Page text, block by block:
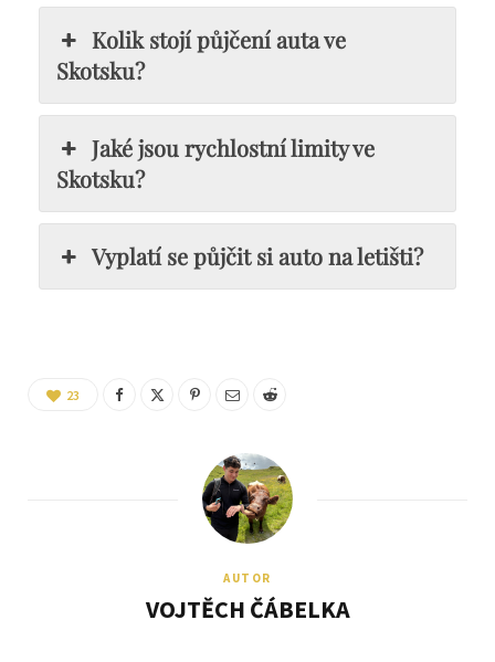
Kolik stojí půjčení auta ve
Skotsku?
Jaké jsou rychlostní limity ve
Skotsku?
Vyplatí se půjčit si auto na letišti?
23
AUTOR
VOJTĚCH ČÁBELKA